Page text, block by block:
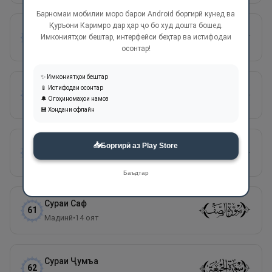
СураиМуҷодала
СураиҲашр
Мадинӣ•24оят
60
Мумтаҳана
Мадинӣ•13оят
61
Сураи Саф
Мадинӣ•14 оят
62
Сураи Ҷумъа
Барномаи мобилии моро барои Android боргирӣ кунед ва
Қуръони Каримро дар ҳар ҷо бо худ дошта бошед.
Имкониятҳои бештар, интерфейси беҳтар ва истифодаи
осонтар!
✨ Имкониятҳои бештар
📱 Истифодаи осонтар
🔔 Огоҳиномаҳои намоз
💾 Хондани офлайн
📥Боргирӣ аз Play Store
Баъдтар